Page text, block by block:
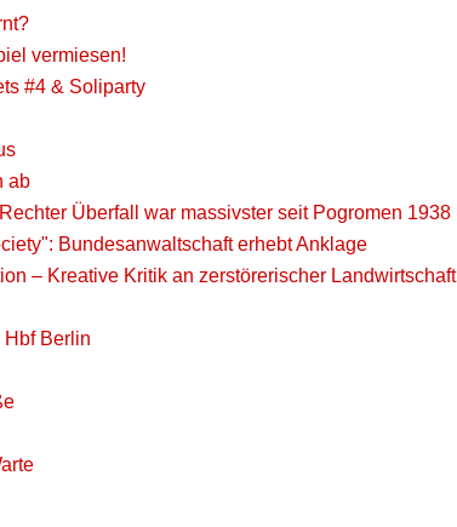
vermiesen!
#4 & Soliparty
ab
Überfall war massivster seit Pogromen 1938
Bundesanwaltschaft erhebt Anklage
– Kreative Kritik an zerstörerischer Landwirtschaft
Berlin